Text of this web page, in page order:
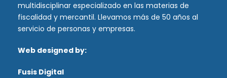
multidisciplinar especializado en las materias de
fiscalidad y mercantil. Llevamos más de 50 años al
servicio de personas y empresas.
Web designed by:
Fusis Digital